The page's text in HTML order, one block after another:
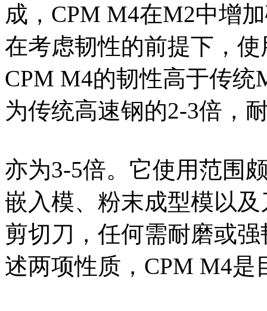
成，CPM M4在M2中增
在考虑韧性的前提下，
CPM M4的韧性高于传
为传统高速钢的2-3倍，
亦为3-5倍。它使用范围
嵌入模、粉末成型模以
剪切刀，任何需耐磨或
述两项性质，CPM M4是